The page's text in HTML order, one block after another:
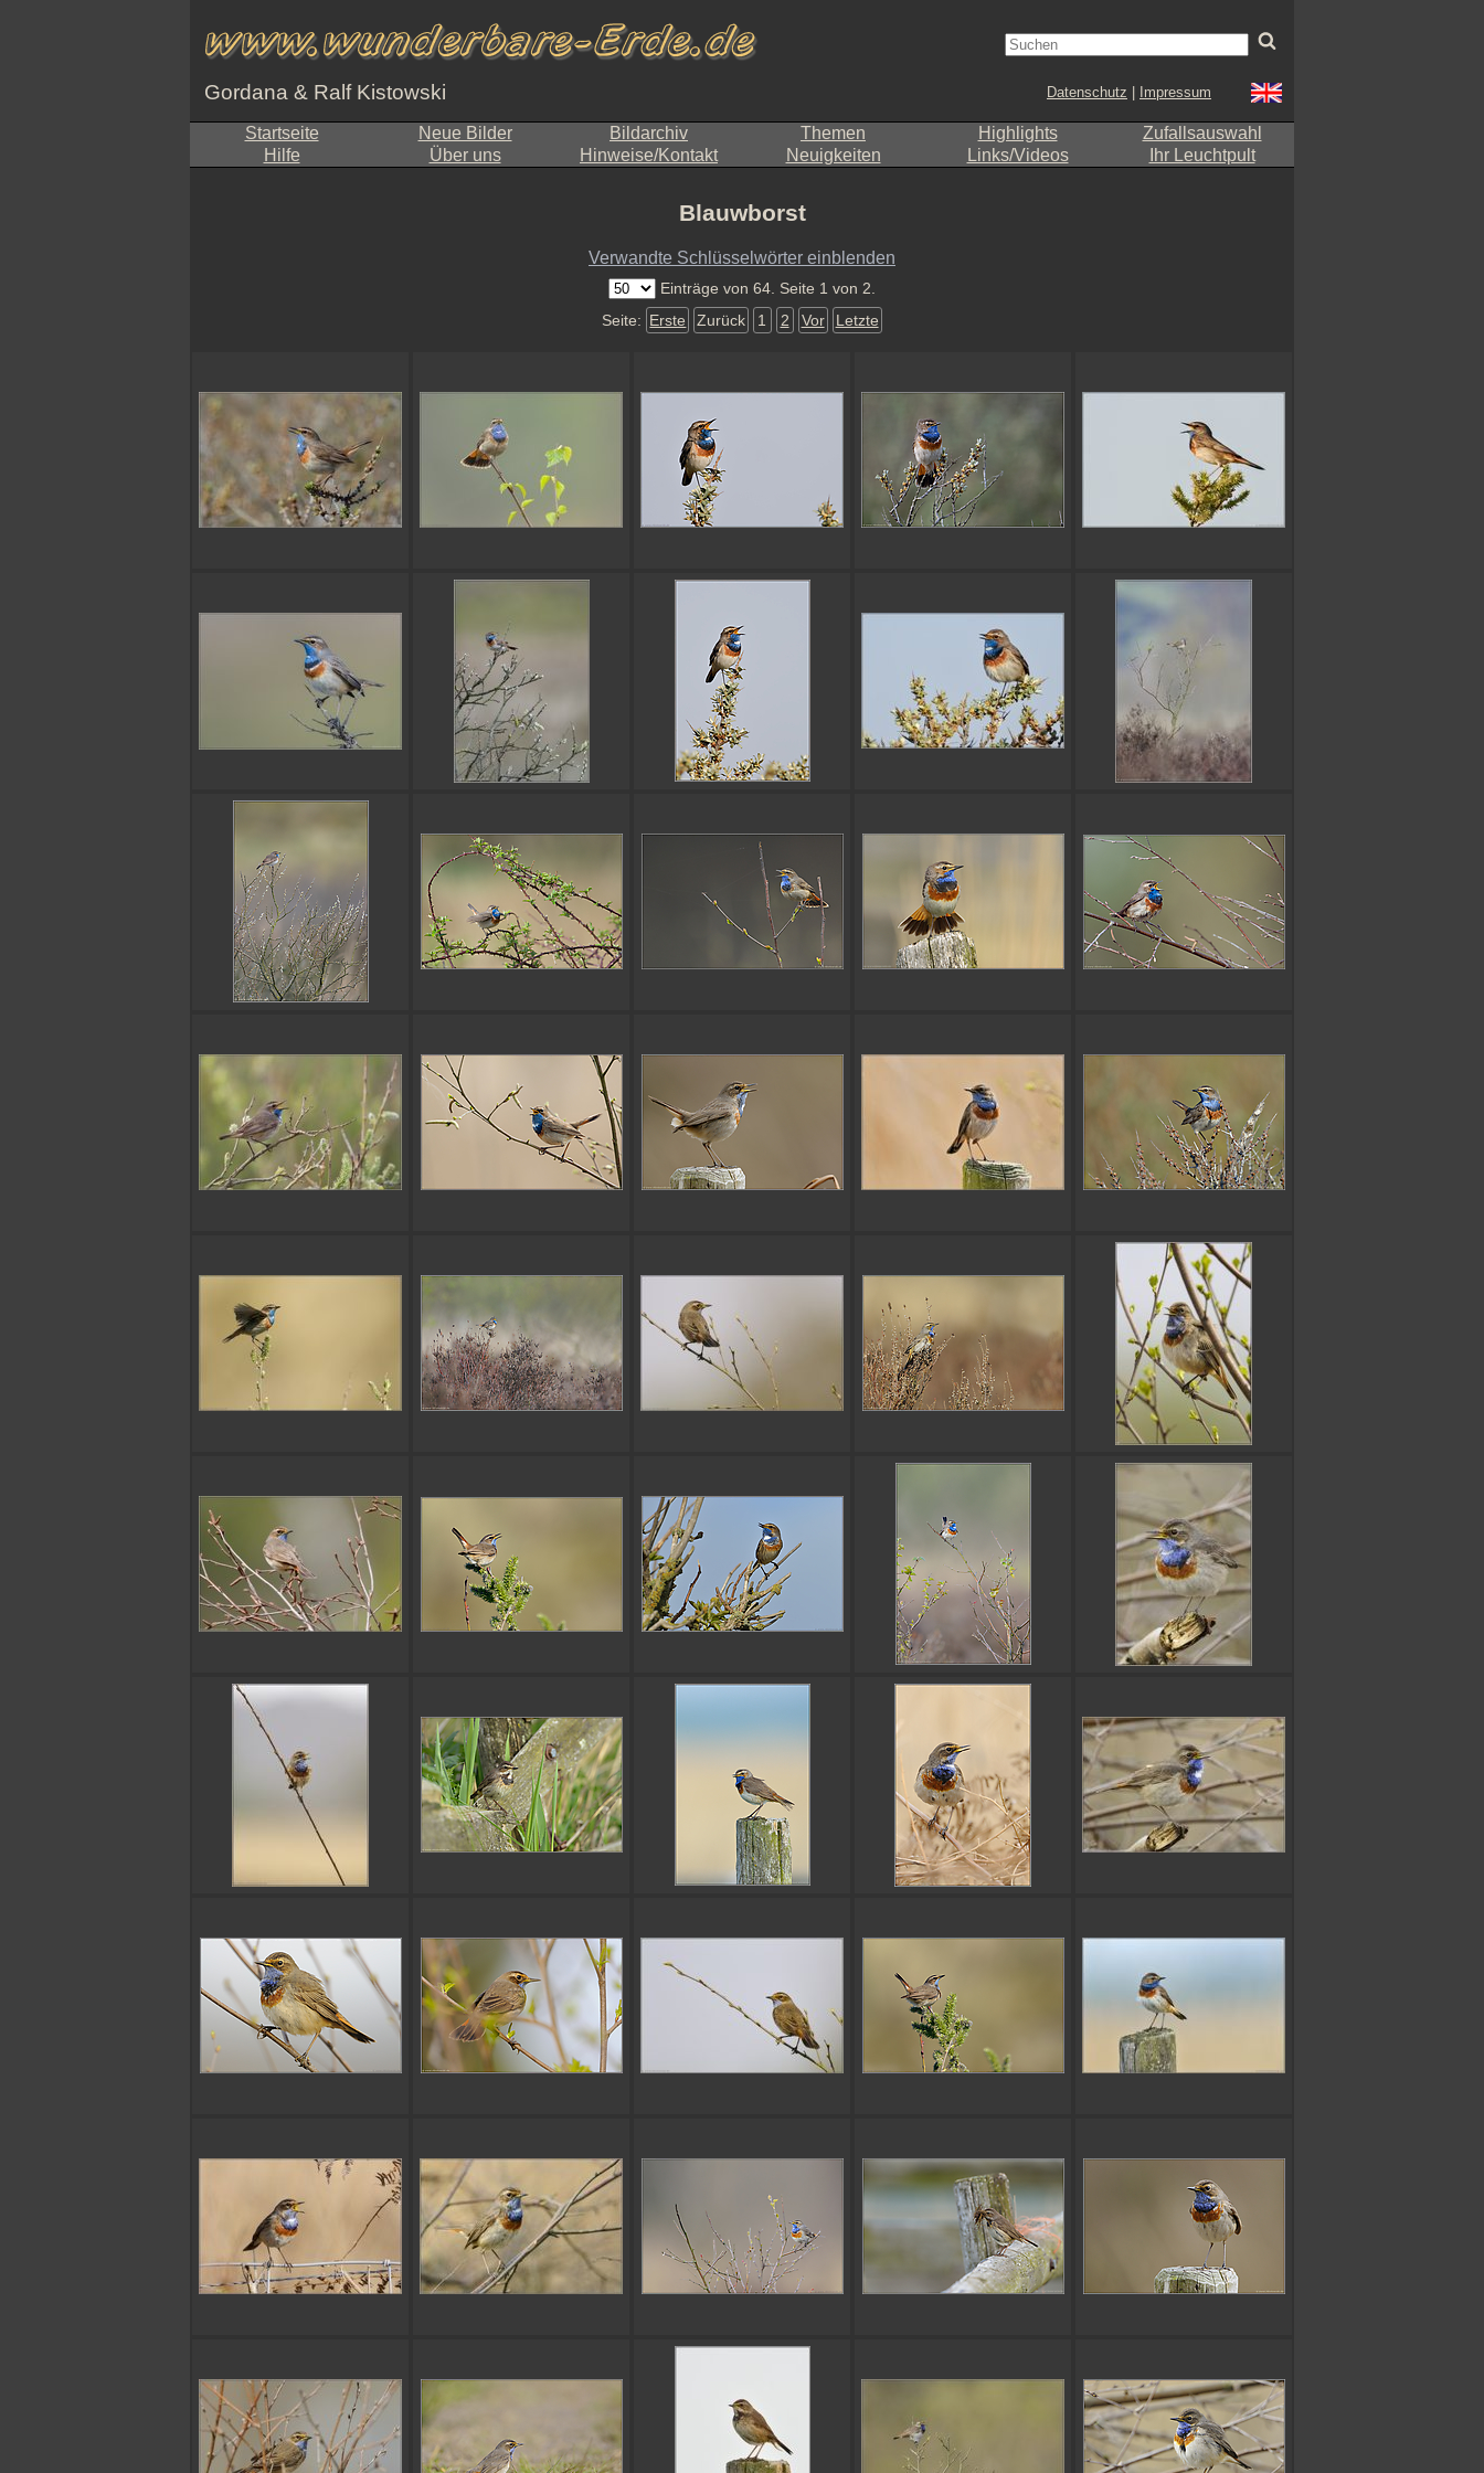
Gordana & Ralf Kistowski Datenschutz Impressum
Startseite Neue Bilder Bildarchiv Themen Highlights
Zufallsauswahl
Hilfe
Über uns Hinweise/Kontakt Neuigkeiten Links/Videos Ihr Leuchtpult
Blauwborst
Verwandte Schlüsselwörter einblenden
Einträge von 64. Seite 1 von 2.
Seite: Erste Zurück 1 2 Vor Letzte